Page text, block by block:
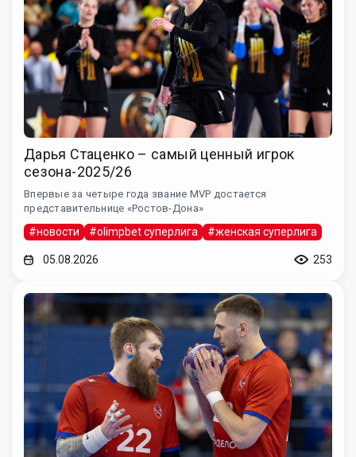
Дарья Стаценко – самый ценный игрок
сезона-2025/26
Впервые за четыре года звание MVP достается
представительнице «Ростов-Дона»
#новости #olimpbet суперлига #женская суперлига
05.08.2026 253